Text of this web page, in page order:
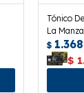
Tónico
La
$ 1.368
$